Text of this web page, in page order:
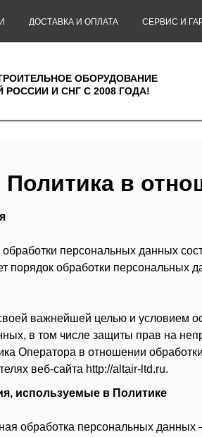
ДОСТАВКА И ОПЛАТА СЕРВИС И
ОБОРУДОВАНИЕ
И СНГ С 2008 ГОДА!
Политика в
персональных данных
порядок обработки
важнейшей целью и условием
в том числе защиты прав на
Оператора в отношении
веб-сайта http://altair-ltd.ru.
используемые в Политике
обработка персональных